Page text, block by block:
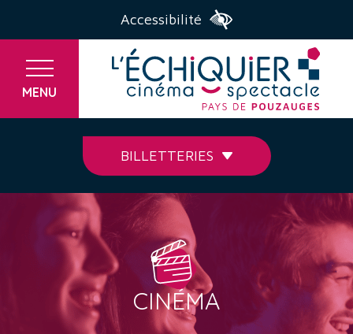
Accessibilité
MENU
BILLETTERIES
CINÉMA